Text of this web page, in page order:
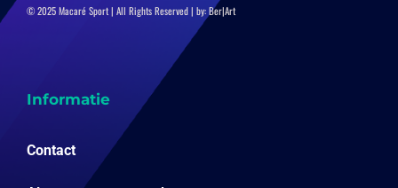
© 2025 Macaré Sport | All Rights Reserved | by:Ber|Art
Informatie
Contact